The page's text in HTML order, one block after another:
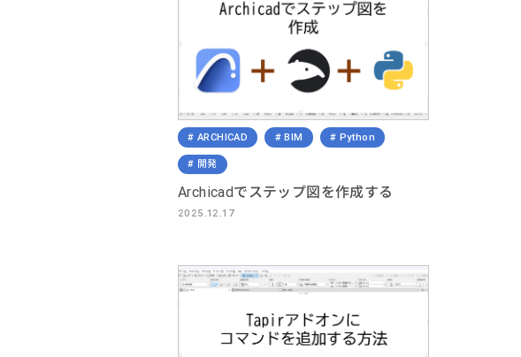
ARCHICAD BIM Python
開発
Archicadでステップ図を作成する
2025.12.17